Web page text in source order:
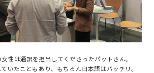
性は通訳を担当してくださったパットさん。
いたこともあり、もちろん日本語はバッチリ。